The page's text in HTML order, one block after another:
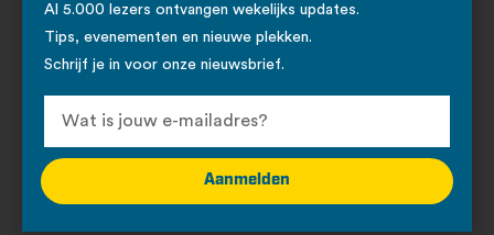
De Riepel
Riepel een praktische keuze voor je wekelijkse boodschappen
of een snelle shopronde. Je vindt hier mode, elektronica,
Al 5.000 lezers ontvangen wekelijks updates.
Tips, evenementen en nieuwe plekken.
Schrijf je in voor onze nieuwsbrief.
Aanmelden